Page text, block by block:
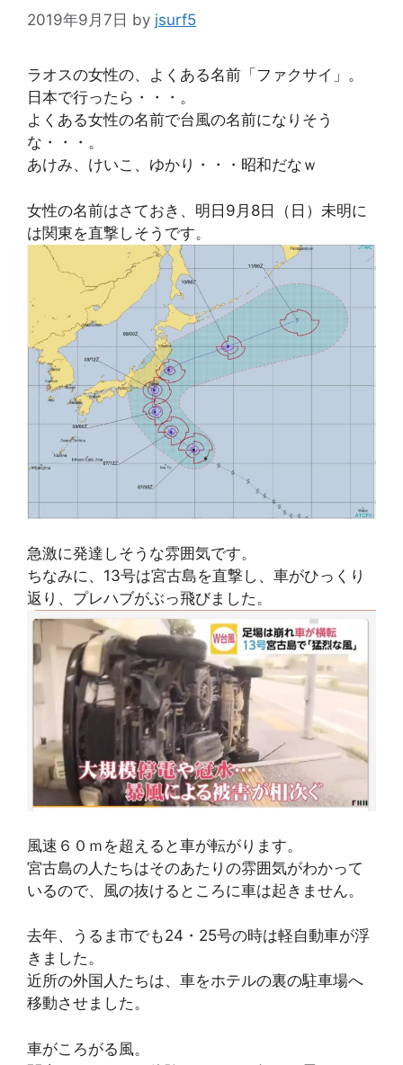
2019年9月7日 by jsurf5
ラオスの女性の、よくある名前「ファクサイ」。
日本で行ったら・・・。
よくある女性の名前で台風の名前になりそう
な・・・。
あけみ、けいこ、ゆかり・・・昭和だなｗ
女性の名前はさておき、明日9月8日（日）未明に
は関東を直撃しそうです。
急激に発達しそうな雰囲気です。
ちなみに、13号は宮古島を直撃し、車がひっくり
返り、プレハブがぶっ飛びました。
風速６０ｍを超えると車が転がります。
宮古島の人たちはそのあたりの雰囲気がわかって
いるので、風の抜けるところに車は起きません。
去年、うるま市でも24・25号の時は軽自動車が浮
きました。
近所の外国人たちは、車をホテルの裏の駐車場へ
移動させました。
車がころがる風。